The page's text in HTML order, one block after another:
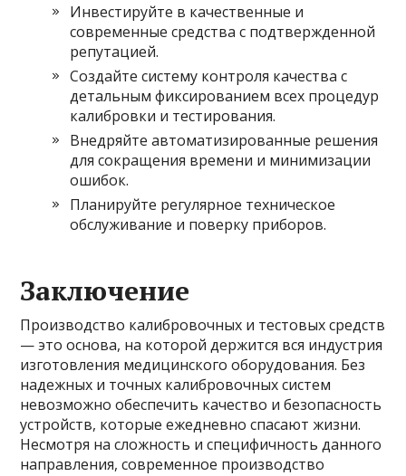
Инвестируйте в качественные и
современные средства с подтвержденной
репутацией.
Создайте систему контроля качества с
детальным фиксированием всех процедур
калибровки и тестирования.
Внедряйте автоматизированные решения
для сокращения времени и минимизации
ошибок.
Планируйте регулярное техническое
обслуживание и поверку приборов.
Заключение
Производство калибровочных и тестовых средств
— это основа, на которой держится вся индустрия
изготовления медицинского оборудования. Без
надежных и точных калибровочных систем
невозможно обеспечить качество и безопасность
устройств, которые ежедневно спасают жизни.
Несмотря на сложность и специфичность данного
направления, современное производство